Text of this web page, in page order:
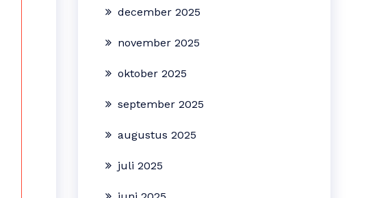
december 2025
november 2025
oktober 2025
september 2025
augustus 2025
juli 2025